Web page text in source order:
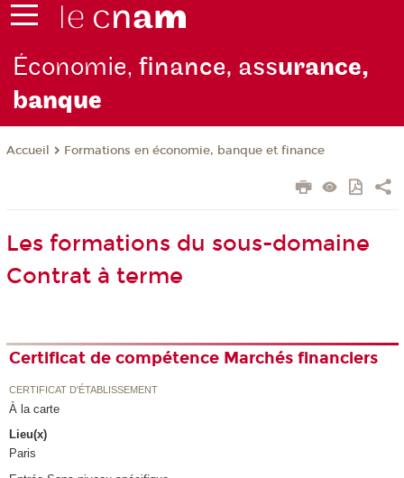
Économie,finance, assurance,
banque
Accueil Formations en économie, banque et finance
Les formations du sous-domaine
Contrat à terme
Certificat de compétence Marchés financiers
CERTIFICAT D'ÉTABLISSEMENT
À la carte
Lieu(x)
Paris